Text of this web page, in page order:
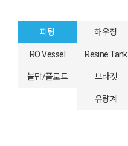
피팅 하우징
RO Vessel Resine Tank
볼탑/플로트 브라켓
유량계